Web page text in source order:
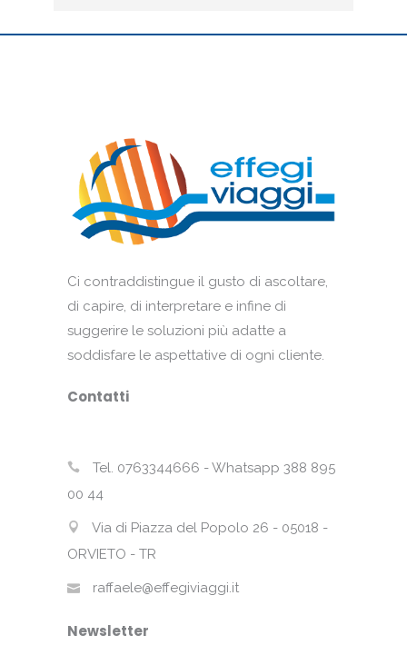
Ci contraddistingue il gusto di ascoltare,
di capire, di interpretare e infine di
suggerire le soluzioni più adatte a
soddisfare le aspettative di ogni cliente.
Contatti
Tel. 0763344666 - Whatsapp 388 895
00 44
Via di Piazza del Popolo 26 - 05018 -
ORVIETO - TR
raffaele@effegiviaggi.it
Newsletter